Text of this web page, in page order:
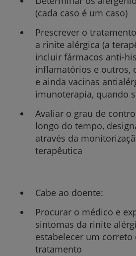
(cada caso é um caso)
Prescrever o
a rinite alérgica (a
incluir fármacos anti-
inflamatórios e outros,
e ainda vacinas
imunoterapia, quando
Avaliar o grau de
longo do tempo,
através da
terapêutica
Cabe ao doente:
Procurar o médico e
sintomas da rinite
estabelecer um correto
tratamento